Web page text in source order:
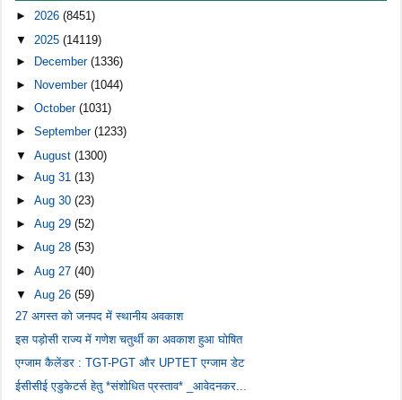
►2026(8451)
▼ 2025(14119)
►
December(1336)
►
November(1044)
►October(1031)
►September(1233)
▼August(1300)
►Aug 31(13)
►Aug 30(23)
►Aug 29(52)
►Aug 28(53)
►Aug 27(40)
▼Aug 26(59)
27 अगस्त को जनपद में स्थानीय अवकाश
इस पड़ोसी राज्य में गणेश चतुर्थी का अवकाश हुआ घोषित
एग्जाम कैलेंडर : TGT-PGT और UPTET एग्जाम डेट
ईसीसीई एडुकेटर्स हेतु *संशोधित प्रस्ताव* _आवेदनकर...